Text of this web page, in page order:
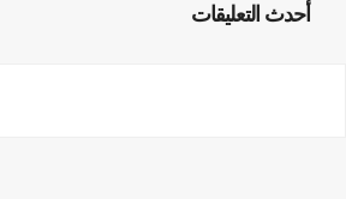
أحدث التعليقات